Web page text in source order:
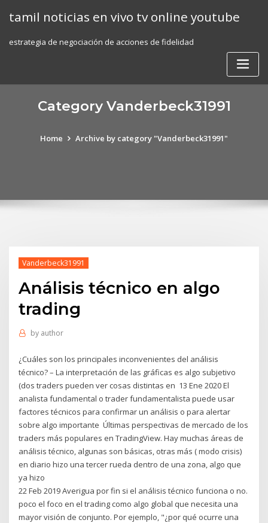
tamil noticias en vivo tv online youtube
estrategia de negociación de acciones de fidelidad
Category Vanderbeck31991
Home Archive by category "Vanderbeck31991"
Vanderbeck31991
Análisis técnico en algo
trading
by author
¿Cuáles son los principales inconvenientes del análisis
técnico? – La interpretación de las gráficas es algo subjetivo
(dos traders pueden ver cosas distintas en 13 Ene 2020 El
analista fundamental o trader fundamentalista puede usar
factores técnicos para confirmar un análisis o para alertar
sobre algo importante Últimas perspectivas de mercado de los
traders más populares en TradingView. Hay muchas áreas de
análisis técnico, algunas son básicas, otras más ( modo crisis)
en diario hizo una tercer rueda dentro de una zona, algo que
ya hizo
22 Feb 2019 Averigua por fin si el análisis técnico funciona o no.
poco el foco en el trading como algo global que necesita una
mayor visión de conjunto. Por ejemplo, "¿por qué ocurre una